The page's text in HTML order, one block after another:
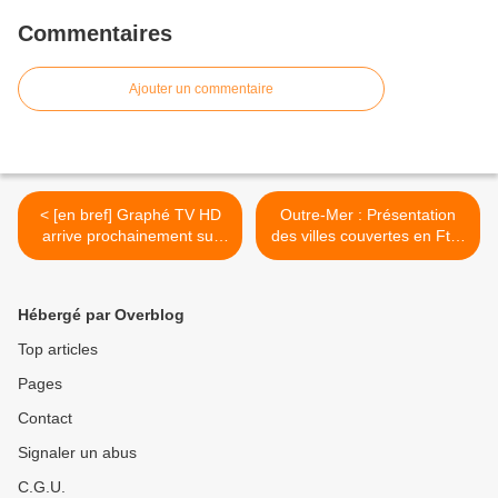
Commentaires
Ajouter un commentaire
< [en bref] Graphé TV HD
arrive prochainement sur
SFR Caraïbes !
Outre-Mer : Présentation
des villes couvertes en FttH
par des investisseurs privés
Hébergé par Overblog
Top articles
Pages
Contact
Signaler un abus
C.G.U.